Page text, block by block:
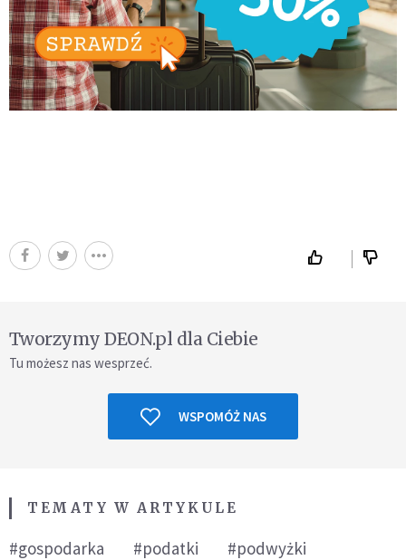
Tworzymy DEON.pl dla Ciebie
Tu możesz nas wesprzeć.
WSPOMÓŻ NAS
TEMATY W ARTYKULE
#gospodarka #podatki
#podwyżki